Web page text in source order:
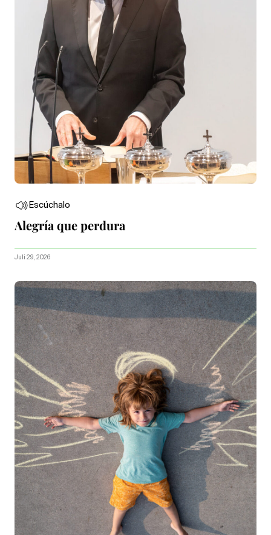
Escúchalo
Alegría que perdura
Juli 29, 2026